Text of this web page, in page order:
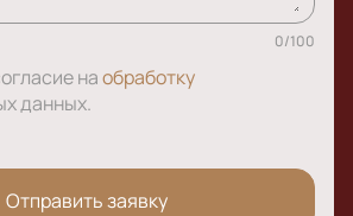
0/100
наобработку
данных.
Отправить заявку